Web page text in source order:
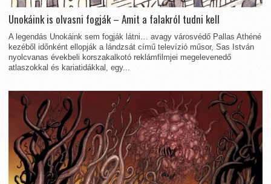
Unokáink is olvasni fogják – Amit a falakról tudni kell
A legendás Unokáink sem fogják látni… avagy városvédő Pallas Athéné
kezéből időnként ellopják a lándzsát című televízió műsor, Sas István
nyolcvanas évekbeli korszakalkotó reklámfilmjei megelevenedő
atlaszokkal és kariatidákkal, egy...